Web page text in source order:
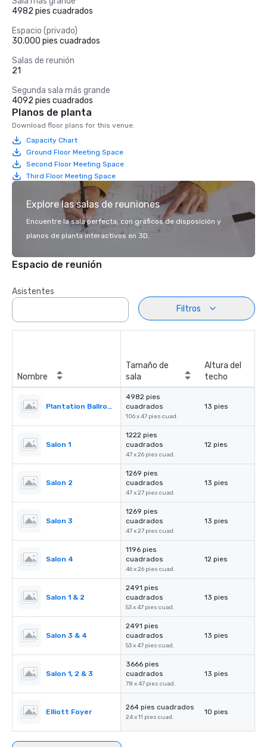
4982 pies cuadrados
Espacio (privado)
30.000 pies cuadrados
Salas de reunión
21
Segunda sala más grande
4092 pies cuadrados
Planos de planta
Download floor plans for this venue.
Capacity Chart
Ground Floor Meeting Space
Second Floor Meeting Space
Third Floor Meeting Space
Explore las salas de reuniones
Encuentre la sala perfecta, con gráficos de disposición y
planos de planta interactivos en 3D.
Espacio de reunión
Asistentes
Filtros
Nombre
Tamaño de
sala
Altura del
techo
Plantation Ballroom
4982 pies
cuadrados
106 x 47 pies cuad.
13 pies
Salon 1
1222 pies
cuadrados
47 x 26 pies cuad.
12 pies
Salon 2
1269 pies
cuadrados
47 x 27 pies cuad.
13 pies
Salon 3
1269 pies
cuadrados
47 x 27 pies cuad.
13 pies
Salon 4
1196 pies
cuadrados
46 x 26 pies cuad.
12 pies
Salon 1 & 2
2491 pies
cuadrados
53 x 47 pies cuad.
13 pies
Salon 3 & 4
2491 pies
cuadrados
53 x 47 pies cuad.
13 pies
Salon 1, 2 & 3
3666 pies
cuadrados
78 x 47 pies cuad.
13 pies
Elliott Foyer
264 pies cuadrados
24 x 11 pies cuad.
10 pies